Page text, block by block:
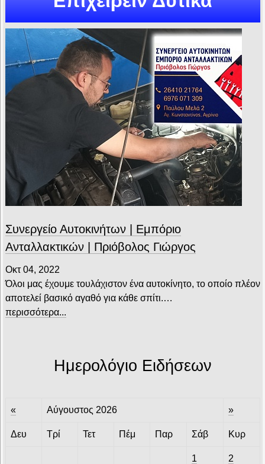
Συνεργείο Αυτοκινήτων | Εμπόριο
Ανταλλακτικών | Πριόβολος Γιώργος
Οκτ 04, 2022
Όλοι μας έχουμε τουλάχιστον ένα αυτοκίνητο, το οποίο πλέον
αποτελεί βασικό αγαθό για κάθε σπίτι.…
περισσότερα...
Ημερολόγιο Ειδήσεων
« Αύγουστος 2026 »
Δευ Τρί Τετ Πέμ Παρ Σάβ Κυρ
1 2